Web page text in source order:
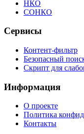
НКО
СОНКО
Сервисы
Контент-фильтр
Безопасный
Скрипт для
Информация
О проекте
Политика
Контакты